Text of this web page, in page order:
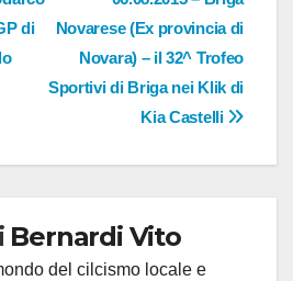
Novarese (Ex provincia di
Novara) – il 32^ Trofeo
Sportivi di Briga nei Klik di
Kia Castelli
di
Bernardi Vito
del cilcismo locale e